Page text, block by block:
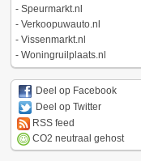
- Speurmarkt.nl
- Verkoopuwauto.nl
- Vissenmarkt.nl
- Woningruilplaats.nl
Deel op Facebook
Deel op Twitter
RSS feed
CO2 neutraal gehost